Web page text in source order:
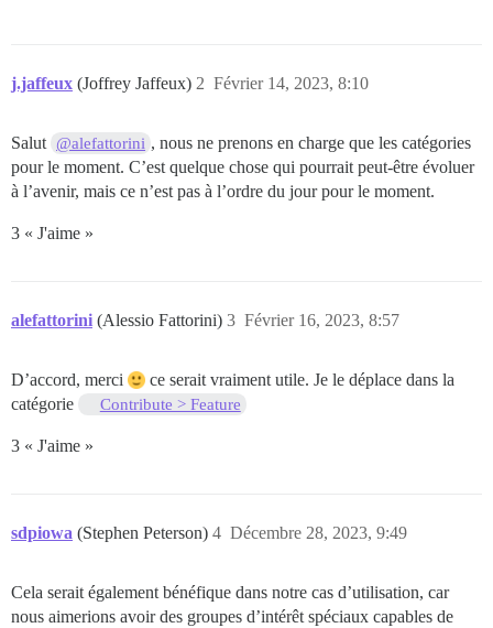
j.jaffeux (Joffrey Jaffeux) Février 14, 2023, 8:10
2
Salut @alefattorini , nous ne prenons en charge que les catégories
pour le moment. C’est quelque chose qui pourrait peut-être évoluer
à l’avenir, mais ce n’est pas à l’ordre du jour pour le moment.
3 « J'aime »
alefattorini (Alessio Fattorini) Février 16, 2023, 8:57
3
D’accord, merci
ce serait vraiment utile. Je le déplace dans la
catégorie
Contribute > Feature
3 « J'aime »
sdpiowa (Stephen Peterson) Décembre 28, 2023, 9:49
4
Cela serait également bénéfique dans notre cas d’utilisation, car
nous aimerions avoir des groupes d’intérêt spéciaux capables de